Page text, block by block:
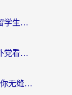
海外看不了爱奇艺怎么办知乎？留学生亲测有效的回国加速方案
央视影音当前地区版权受限？海外党看国内剧、追电视台的终极解决方案
海外访问国内网站的限制？3步教你无缝解锁国内资源（附实测最优工具）